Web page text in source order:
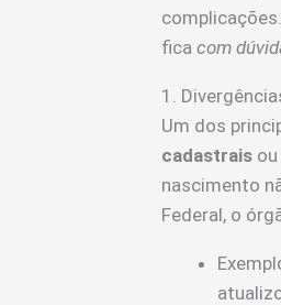
fica com
1.
Um dos
cadastrais
nascimento
Federal, o